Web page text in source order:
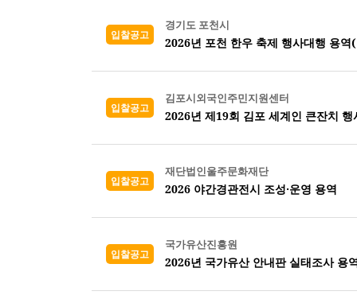
입찰공고
경기도 포천시
2026년 포천 한우 축제 행사대행 용역
입찰공고
김포시외국인주민지원센터
2026년 제19회 김포 세계인 큰잔치 행
입찰공고
재단법인울주문화재단
2026 야간경관전시 조성·운영 용역
입찰공고
국가유산진흥원
2026년 국가유산 안내판 실태조사 용